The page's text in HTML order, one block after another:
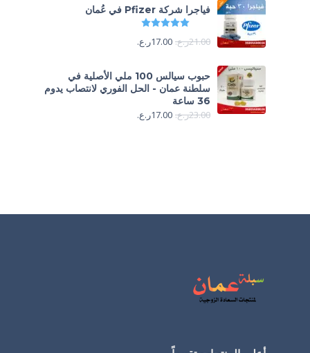
فياجرا شركة Pfizer في عُمان
21.00ر.ع. 17.00ر.ع.
حبوب سيالس 100 ملي الأصلية في
سلطنة عمان - الحل الفوري لانتصاب يدوم
36 ساعة
23.00ر.ع. 17.00ر.ع.